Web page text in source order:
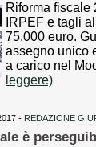
Riforma fiscale
IRPEF e tagli
75.000 euro.
assegno unico
a carico nel
leggere)
- REDAZIONE
è